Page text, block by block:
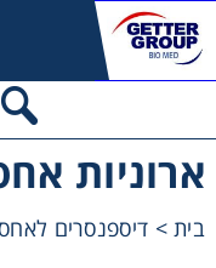
ארוניות
בית> דיספנסרים
not found.